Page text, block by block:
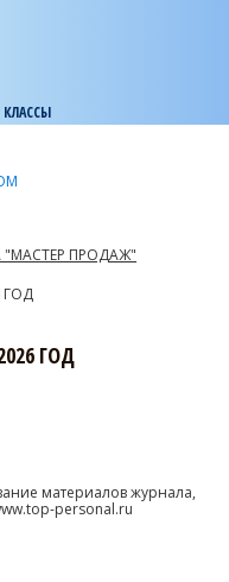
ПРОДАЖ"
ГОД
ГОД
материалов журнала,
personal.ru